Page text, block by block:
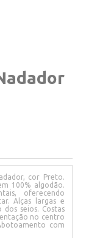
cor Preto.
100% algodão.
oferecendo
Alças largas e
seios. Costas
no centro
com